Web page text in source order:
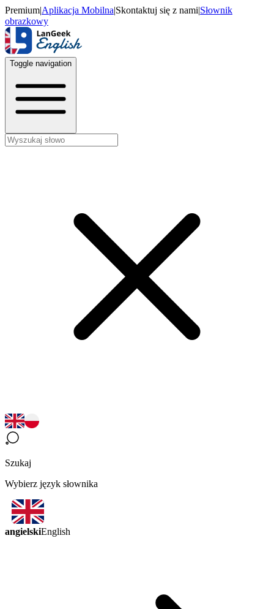
Premium|Aplikacja Mobilna|Skontaktuj się z nami|Słownik
obrazkowy
Toggle navigation
Szukaj
Wybierz język słownika
angielskiEnglish